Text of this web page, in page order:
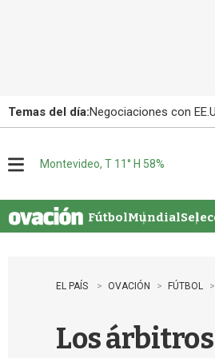
Temas del día:Negociaciones con
u
Montevideo, T 11° H 58%
FútbolMundial
EL PAÍS OVACIÓN FÚTBOL
Los